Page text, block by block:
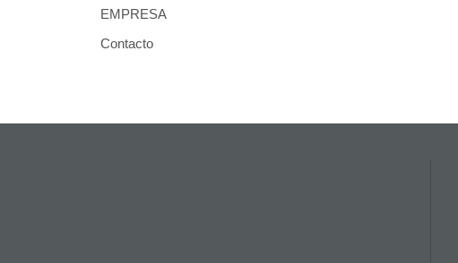
EMPRESA
Contacto